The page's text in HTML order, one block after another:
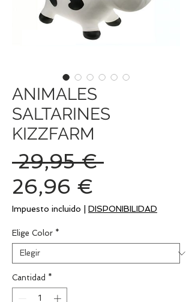
ANIMALES
SALTARINES
KIZZFARM
29,95 € Precio
26,96 €
de
oferta
Impuesto incluido DISPONIBILIDAD
Elige Color *
Cantidad *